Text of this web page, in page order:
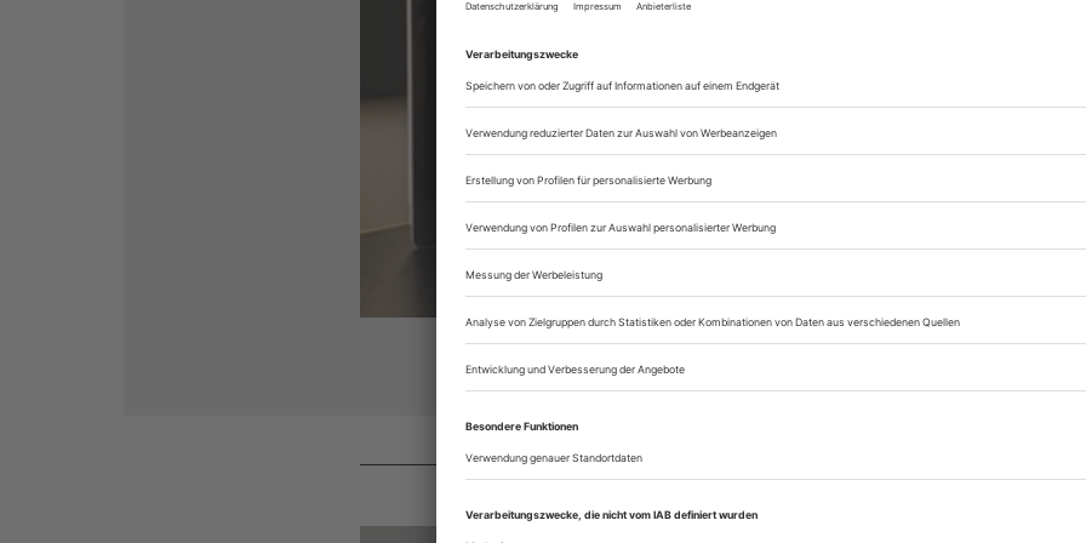
Lesegenuss auf
Zugang zum
Theater heute
Sie können alle Vorteile
sofort nutzen
Digital-Abo testen